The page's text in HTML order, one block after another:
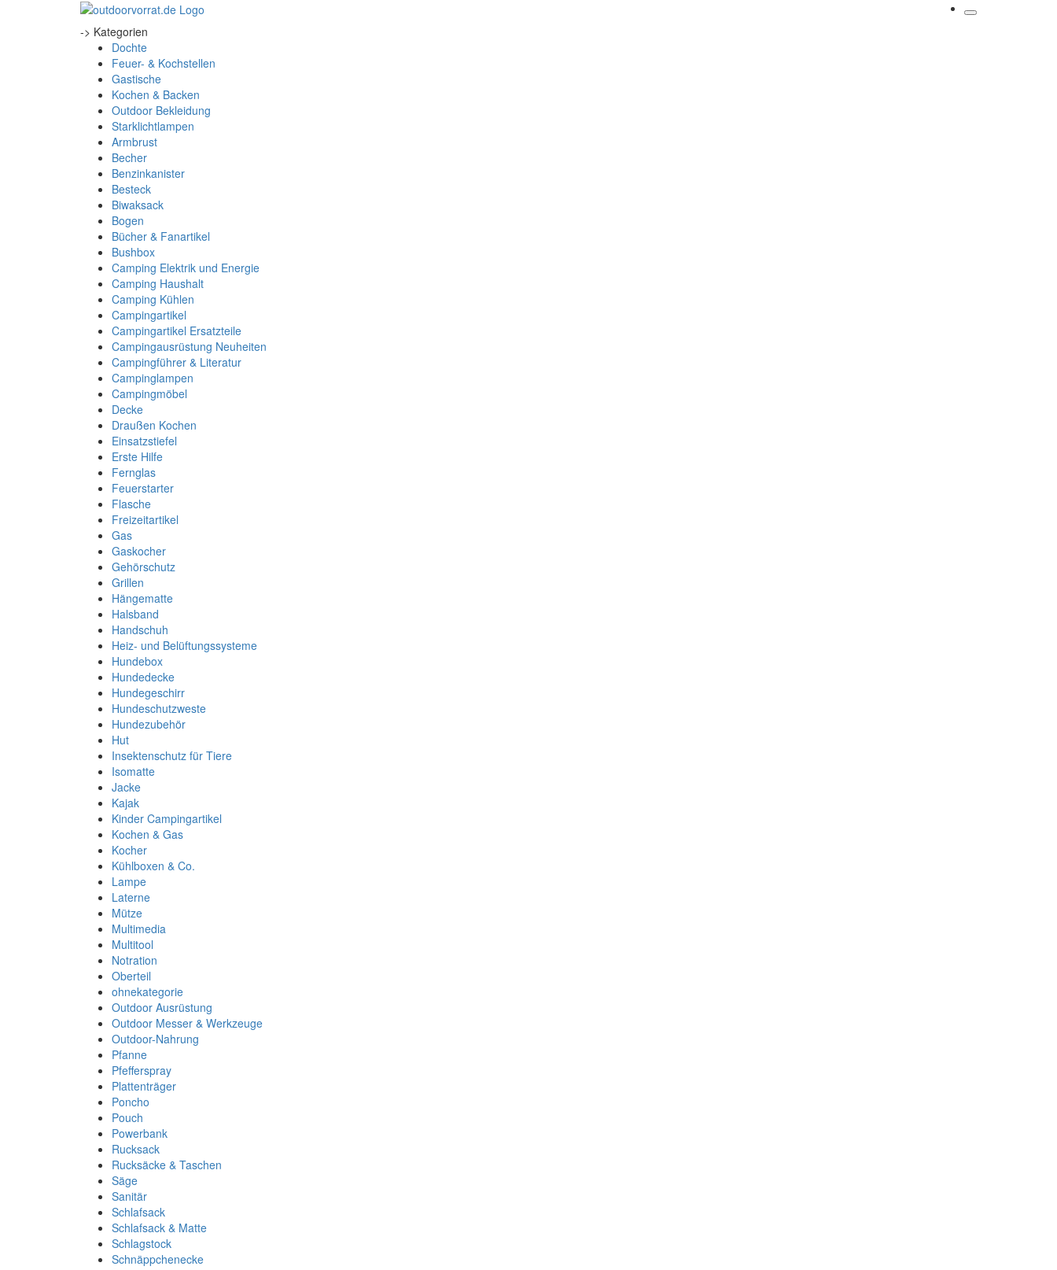
-> Kategorien
Dochte
Feuer- & Kochstellen
Gastische
Kochen & Backen
Outdoor Bekleidung
Starklichtlampen
Armbrust
Becher
Benzinkanister
Besteck
Biwaksack
Bogen
Bücher & Fanartikel
Bushbox
Camping Elektrik und Energie
Camping Haushalt
Camping Kühlen
Campingartikel
Campingartikel Ersatzteile
Campingausrüstung Neuheiten
Campingführer & Literatur
Campinglampen
Campingmöbel
Decke
Draußen Kochen
Einsatzstiefel
Erste Hilfe
Fernglas
Feuerstarter
Flasche
Freizeitartikel
Gas
Gaskocher
Gehörschutz
Grillen
Hängematte
Halsband
Handschuh
Heiz- und Belüftungssysteme
Hundebox
Hundedecke
Hundegeschirr
Hundeschutzweste
Hundezubehör
Hut
Insektenschutz für Tiere
Isomatte
Jacke
Kajak
Kinder Campingartikel
Kochen & Gas
Kocher
Kühlboxen & Co.
Lampe
Laterne
Mütze
Multimedia
Multitool
Notration
Oberteil
ohnekategorie
Outdoor Ausrüstung
Outdoor Messer & Werkzeuge
Outdoor-Nahrung
Pfanne
Pfefferspray
Plattenträger
Poncho
Pouch
Powerbank
Rucksack
Rucksäcke & Taschen
Säge
Sanitär
Schlafsack
Schlafsack & Matte
Schlagstock
Schnäppchenecke